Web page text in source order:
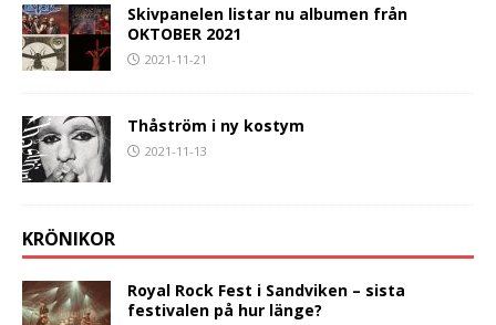
Skivpanelen listar nu albumen från
OKTOBER 2021
2021-11-21
Thåström i ny kostym
2021-11-13
KRÖNIKOR
Royal Rock Fest i Sandviken – sista
festivalen på hur länge?